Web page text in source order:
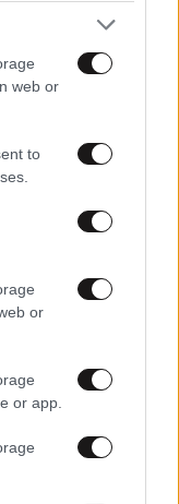
web or
to
or
or app.
οι τροφές,
είναι να τις
σας